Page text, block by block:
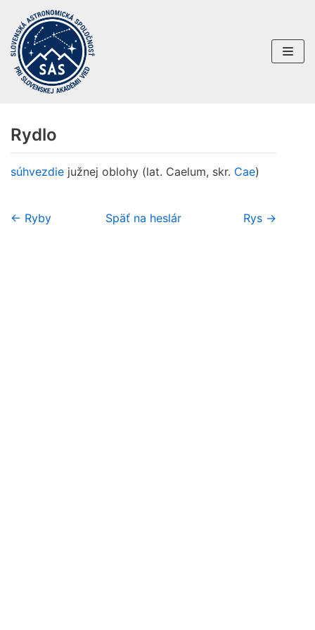
Preskočiť
na
obsah
Rydlo
súhvezdie južnej oblohy (lat. Caelum, skr. Cae)
← Ryby Späť na heslár Rys →